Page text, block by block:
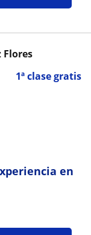
1ª clase gratis
Flores
en